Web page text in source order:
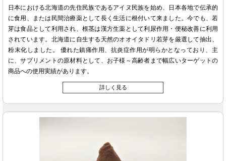
日本における北海道の先住民族であるアイヌ民族を始め、日本各地で伝承的
に食用、または民間治療薬として長く生活に根付いて来ました。今でも、若
芽は食品として利用され、根茎は漢方生薬として利尿作用・便秘改善に利用
されています。北海道に自生する天然のオオイタドリ若芽を厳選して抽出、
粉末化しました。 優れた鎮痛作用、抗炎症作用が明らかとなっており、主
に、サプリメントの原材料として、お子様～高齢者まで幅広いターゲットの
商品への使用実績があります。
詳しく見る